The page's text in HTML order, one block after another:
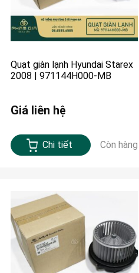
Quạt giàn lạnh Hyundai Starex
2008 | 971144H000-MB
Giá liên hệ
Chi tiết Còn hàng